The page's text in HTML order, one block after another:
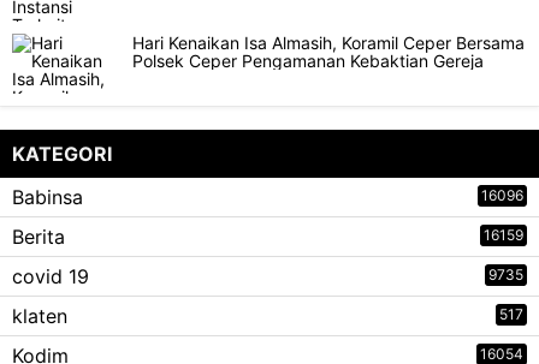
Hari Kenaikan Isa Almasih, Koramil Ceper Bersama
Polsek Ceper Pengamanan Kebaktian Gereja
KATEGORI
Babinsa
16096
Berita 16159
covid 19 9735
klaten 517
Kodim 16054